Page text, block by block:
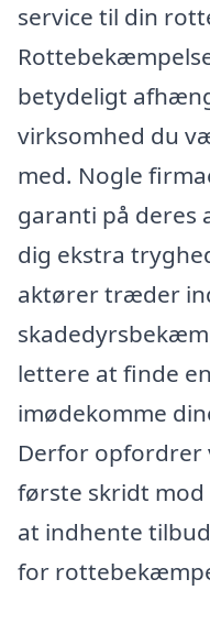
service til din
betydeligt
virksomhed du
med. Nogle
garanti på deres
dig ekstra
aktører træder
lettere at finde
imødekomme
Derfor opfordrer
første skridt
at indhente
for